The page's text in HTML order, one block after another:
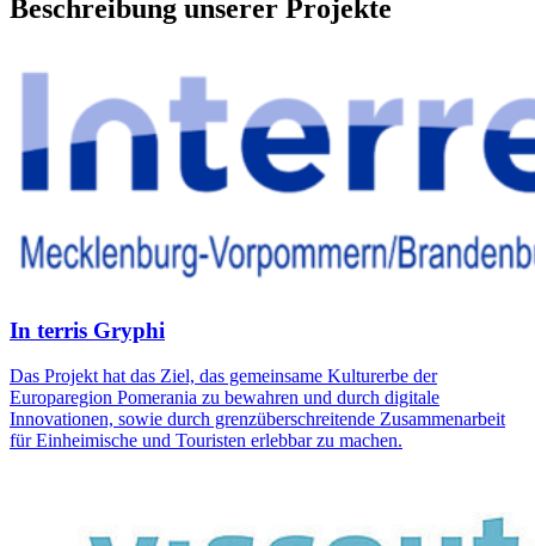
Beschreibung unserer Projekte
In terris Gryphi
Das Projekt hat das Ziel, das gemeinsame Kulturerbe der
Europaregion Pomerania zu bewahren und durch digitale
Innovationen, sowie durch grenzüberschreitende Zusammenarbeit
für Einheimische und Touristen erlebbar zu machen.